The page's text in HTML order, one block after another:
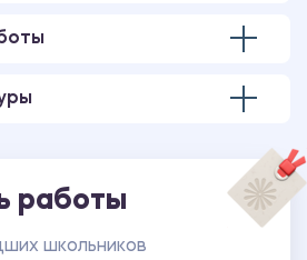
эстетической оценки
искусства у детей
диагностики
у младших школьников.
мероприятий по развитию
оценке у младших
современного
работы
школьников